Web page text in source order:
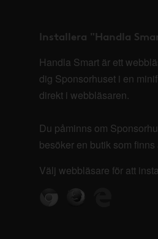
Installera "Handla
Handla Smart är ett
dig Sponsorhuset i en
direkt i webbläsaren.
Du påminns om
besöker en butik som
Välj webbläsare för att